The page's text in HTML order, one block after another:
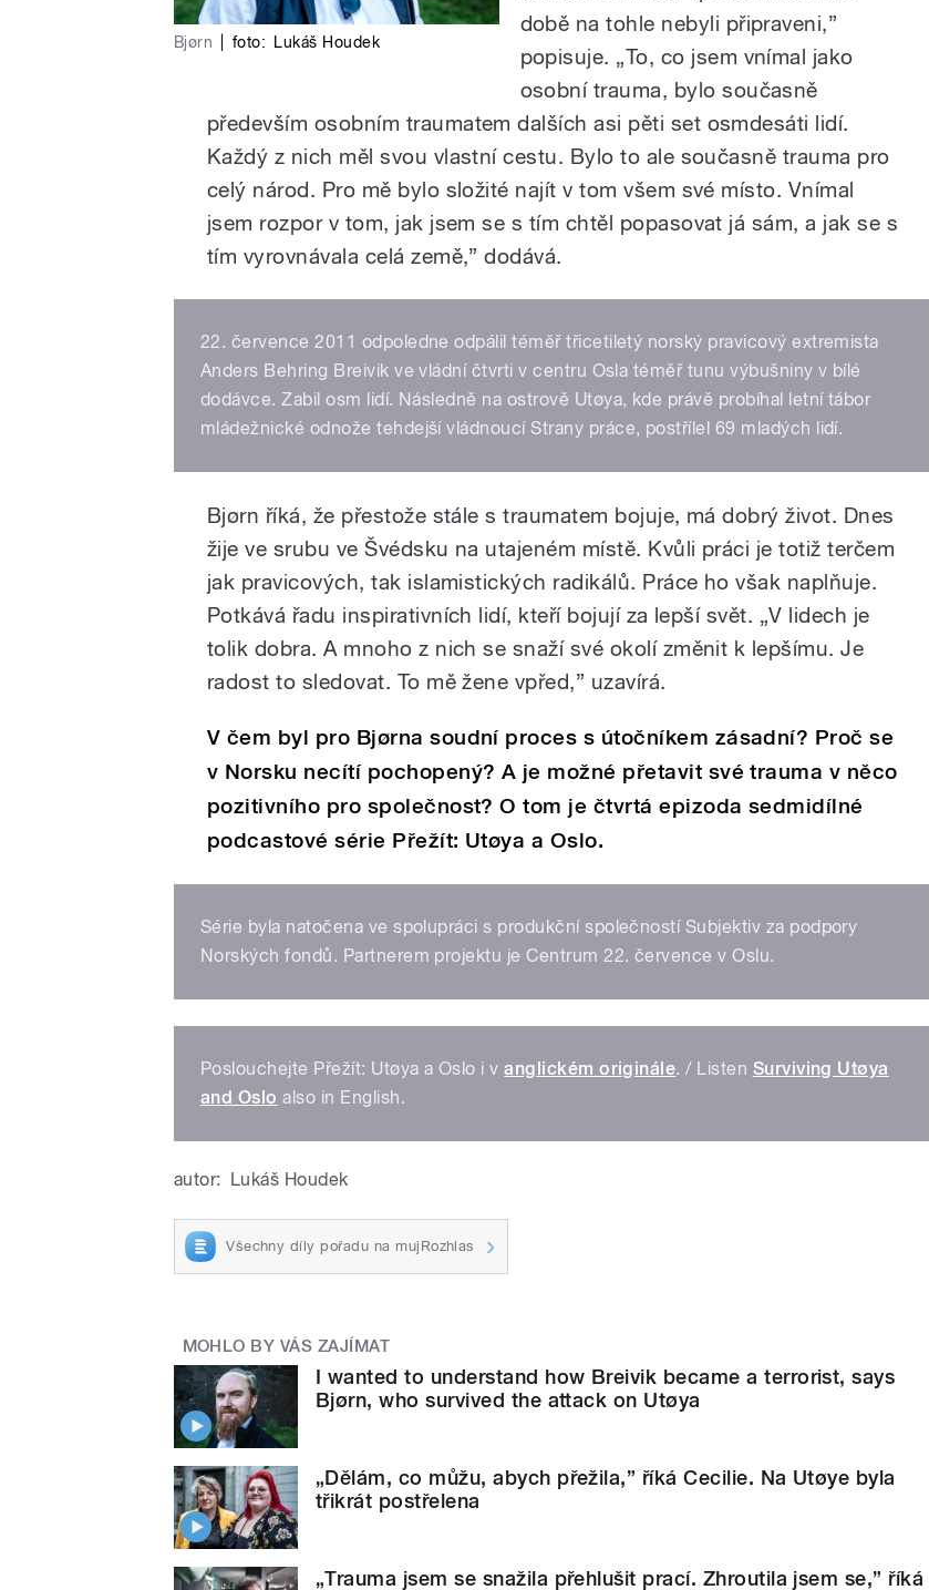
Bjørn foto: Lukáš Houdek
době na tohle nebyli připraveni,”
popisuje. „To, co jsem vnímal jako
osobní trauma, bylo současně
především osobním traumatem dalších asi pěti set osmdesáti lidí.
Každý z nich měl svou vlastní cestu. Bylo to ale současně trauma pro
celý národ. Pro mě bylo složité najít v tom všem své místo. Vnímal
jsem rozpor v tom, jak jsem se s tím chtěl popasovat já sám, a jak se s
tím vyrovnávala celá země,” dodává.
22. července 2011 odpoledne odpálil téměř třicetiletý norský pravicový extremista
Anders Behring Breivik ve vládní čtvrti v centru Osla téměř tunu výbušniny v bílé
dodávce. Zabil osm lidí. Následně na ostrově Utøya, kde právě probíhal letní tábor
mládežnické odnože tehdejší vládnoucí Strany práce, postřílel 69 mladých lidí.
Bjørn říká, že přestože stále s traumatem bojuje, má dobrý život. Dnes
žije ve srubu ve Švédsku na utajeném místě. Kvůli práci je totiž terčem
jak pravicových, tak islamistických radikálů. Práce ho však naplňuje.
Potkává řadu inspirativních lidí, kteří bojují za lepší svět. „V lidech je
tolik dobra. A mnoho z nich se snaží své okolí změnit k lepšímu. Je
radost to sledovat. To mě žene vpřed,” uzavírá.
V čem byl pro Bjørna soudní proces s útočníkem zásadní? Proč se
v Norsku necítí pochopený? A je možné přetavit své trauma v něco
pozitivního pro společnost? O tom je čtvrtá epizoda sedmidílné
podcastové série Přežít: Utøya a Oslo.
Série byla natočena ve spolupráci s produkční společností Subjektiv za podpory
Norských fondů. Partnerem projektu je Centrum 22. července v Oslu.
Poslouchejte Přežít: Utøya a Oslo i vanglickém originále. / Listen Surviving Utøya
and Oslo also in English.
autor: Lukáš Houdek
Všechny díly pořadu na mujRozhlas
MOHLO BY VÁS ZAJÍMAT
I wanted to understand how Breivik became a terrorist, says
Bjørn, who survived the attack on Utøya
„Dělám, co můžu, abych přežila,” říká Cecilie. Na Utøye byla
třikrát postřelena
„Trauma jsem se snažila přehlušit prací. Zhroutila jsem se,” říká